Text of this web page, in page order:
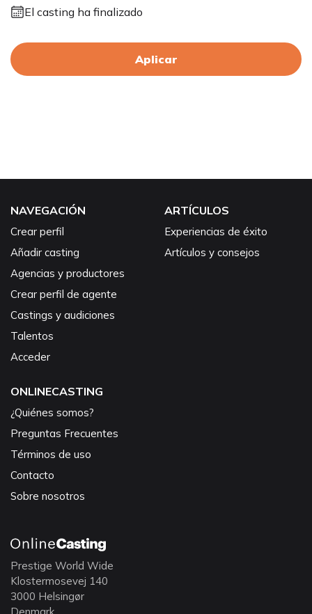
El casting ha finalizado
Aplicar
NAVEGACIÓN
Crear perfil
Añadir casting
Agencias y productores
Crear perfil de agente
Castings y audiciones
Talentos
Acceder
ARTÍCULOS
Experiencias de éxito
Artículos y consejos
ONLINECASTING
¿Quiénes somos?
Preguntas Frecuentes
Términos de uso
Contacto
Sobre nosotros
Prestige World Wide
Klostermosevej 140
3000 Helsingør